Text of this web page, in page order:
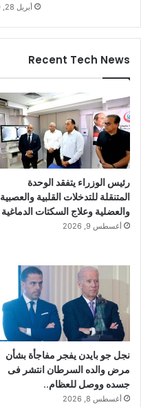
أبريل 28, 2020
Recent Tech News
رئيس الوزراء يتفقد الوحدة
المتنقلة للتدخلات القلبية والعصبية
والعضلية وعلاج السكتات الدماغية
أغسطس 9, 2026
نجل جو بايدن يفجر مفاجأة بشأن
مرض والده السرطان انتشر فى
جسده ووصل للعظام..
أغسطس 8, 2026